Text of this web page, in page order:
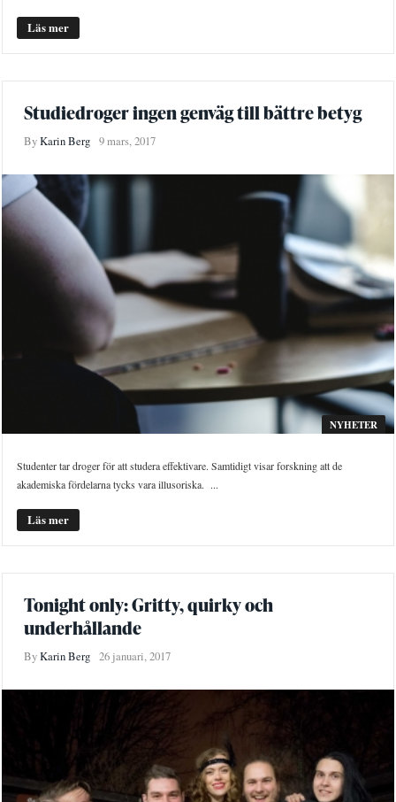
Läs mer
Studiedroger ingen genväg till bättre betyg
ByKarin Berg 9 mars, 2017
NYHETER
Studenter tar droger för att studera effektivare. Samtidigt visar forskning att de
akademiska fördelarna tycks vara illusoriska. ...
Läs mer
Tonight only: Gritty, quirky och
underhållande
ByKarin Berg 26 januari, 2017